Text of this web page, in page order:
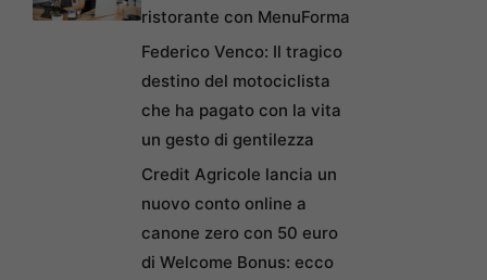
ristorante con MenuForma
Federico Venco: Il tragico
destino del motociclista
che ha pagato con la vita
un gesto di gentilezza
Credit Agricole lancia un
nuovo conto online a
canone zero con 50 euro
di Welcome Bonus: ecco